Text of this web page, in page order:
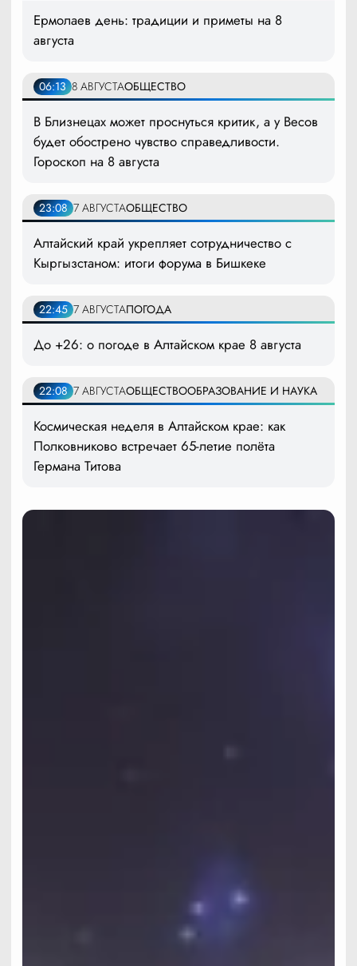
Ермолаев день: традиции и приметы на 8
августа
06:13 8 АВГУСТАОБЩЕСТВО
В Близнецах может проснуться критик, а у Весов
будет обострено чувство справедливости.
Гороскоп на 8 августа
23:08 7 АВГУСТАОБЩЕСТВО
Алтайский край укрепляет сотрудничество с
Кыргызстаном: итоги форума в Бишкеке
22:45 7 АВГУСТАПОГОДА
До +26: о погоде в Алтайском крае 8 августа
22:08 7 АВГУСТАОБЩЕСТВООБРАЗОВАНИЕ И НАУКА
Космическая неделя в Алтайском крае: как
Полковниково встречает 65-летие полёта
Германа Титова